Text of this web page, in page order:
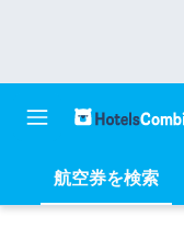
航空券を検索